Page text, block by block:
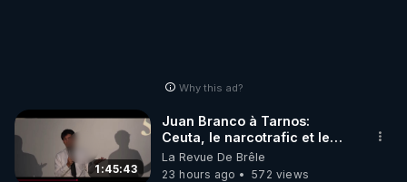
Why this ad?
1:45:43
Juan Branco à Tarnos:
Ceuta, le narcotrafic et le
pouvoir en France
La Revue De Brêle
23 hours ago
572 views